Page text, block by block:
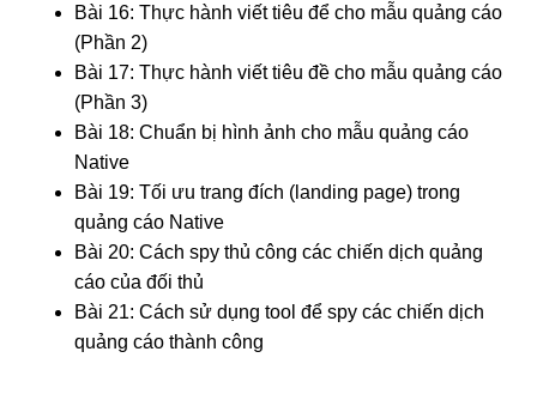
Bài 16: Thực hành viết tiêu để cho mẫu quảng cáo
(Phần 2)
Bài 17: Thực hành viết tiêu đề cho mẫu quảng cáo
(Phần 3)
Bài 18: Chuẩn bị hình ảnh cho mẫu quảng cáo
Native
Bài 19: Tối ưu trang đích (landing page) trong
quảng cáo Native
Bài 20: Cách spy thủ công các chiến dịch quảng
cáo của đối thủ
Bài 21: Cách sử dụng tool để spy các chiến dịch
quảng cáo thành công